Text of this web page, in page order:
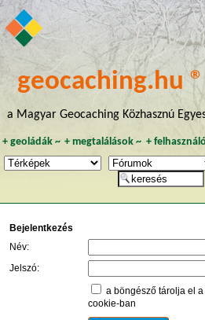
geocaching.hu ®
a Magyar Geocaching Közhasznú
+ geoládák~ +megtalálások ~ +
Bejelentkezés
Név:
Jelszó:
a böngésző tárolja el
cookie-ban